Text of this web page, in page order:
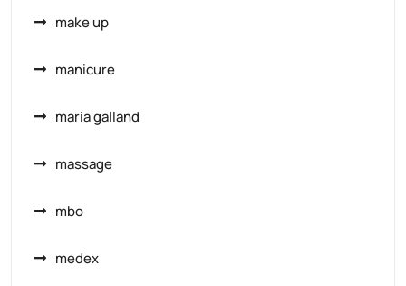
make up
manicure
maria galland
massage
mbo
medex